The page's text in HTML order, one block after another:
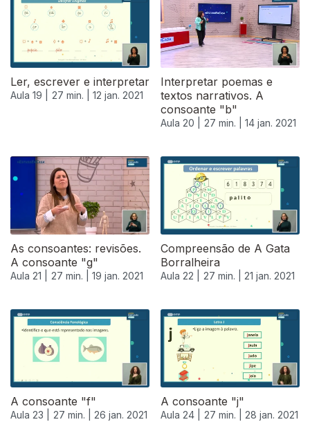
Ler, escrever e interpretar
Aula 19 | 27 min. | 12 jan. 2021
Interpretar poemas e
textos narrativos. A
consoante "b"
Aula 20 | 27 min. | 14 jan. 2021
As consoantes: revisões.
A consoante "g"
Aula 21 | 27 min. | 19 jan. 2021
Compreensão de A Gata
Borralheira
Aula 22 | 27 min. | 21 jan. 2021
A consoante "f"
Aula 23 | 27 min. | 26 jan. 2021
A consoante "j"
Aula 24 | 27 min. | 28 jan. 2021
520628